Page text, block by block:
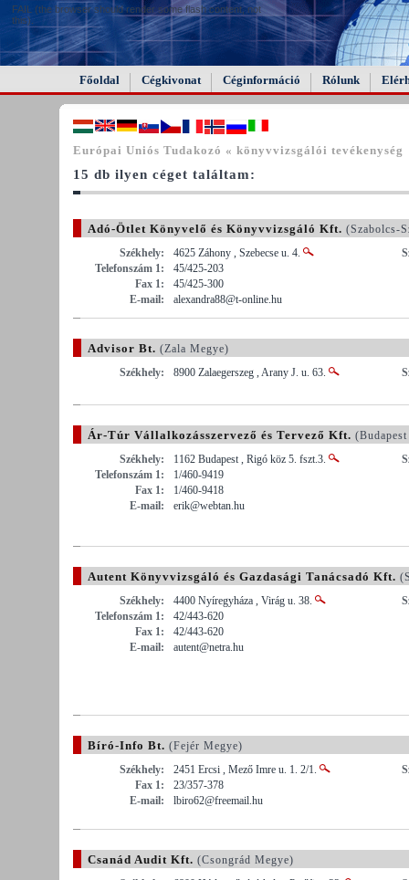
FAIL (the browser should render some flash content, not
this).
Főoldal Cégkivonat Céginformáció Rólunk
Európai Uniós Tudakozó « könyvvizsgálói tevékenység
15 db ilyen céget találtam:
Adó-Ötlet Könyvelő és Könyvvizsgáló Kft. (Szabolcs-
Székhely:
4625 Záhony , Szebecse u. 4.
Telefonszám 1:
45/425-203
Fax 1:
45/425-300
E-mail:
alexandra88@t-online.hu
Advisor Bt. (Zala Megye)
Székhely:
8900 Zalaegerszeg , Arany J. u. 63.
Ár-Túr Vállalkozásszervező és Tervező Kft.
Székhely:
1162 Budapest , Rigó köz 5. fszt.3.
Telefonszám 1:
1/460-9419
Fax 1:
1/460-9418
E-mail:
erik@webtan.hu
Autent Könyvvizsgáló és Gazdasági Tanácsadó Kft.
Székhely:
4400 Nyíregyháza , Virág u. 38.
Telefonszám 1:
42/443-620
Fax 1:
42/443-620
E-mail:
autent@netra.hu
Bíró-Info Bt. (Fejér Megye)
Székhely:
2451 Ercsi , Mező Imre u. 1. 2/1.
Fax 1:
23/357-378
E-mail:
lbiro62@freemail.hu
Csanád Audit Kft. (Csongrád Megye)